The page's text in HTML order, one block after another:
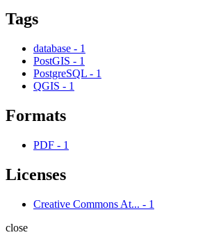
Tags
database - 1
PostGIS - 1
PostgreSQL - 1
QGIS - 1
Formats
PDF - 1
Licenses
Creative Commons At... - 1
close